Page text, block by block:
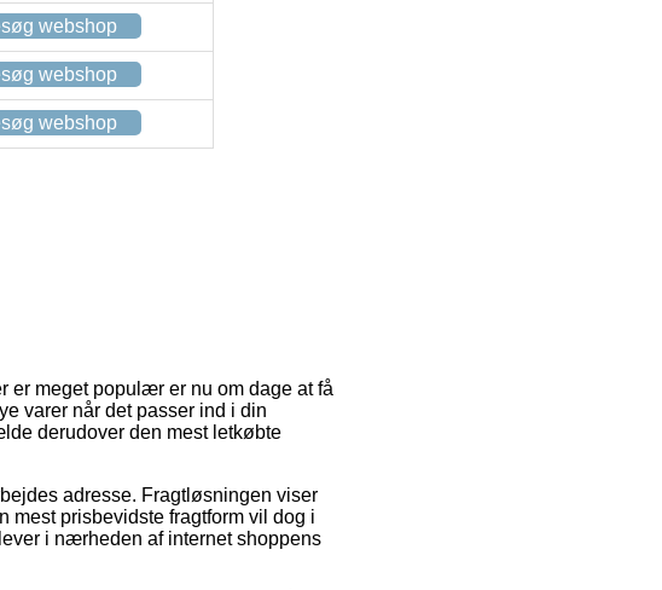
webshop
webshop
webshop
er meget populær er nu om dage at få
varer når det passer ind i din
derudover den mest letkøbte
adresse. Fragtløsningen viser
mest prisbevidste fragtform vil dog i
i nærheden af internet shoppens